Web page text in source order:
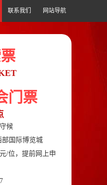
联系我们 网站导航
门票
候
部国际博览城
/位，提前网上申